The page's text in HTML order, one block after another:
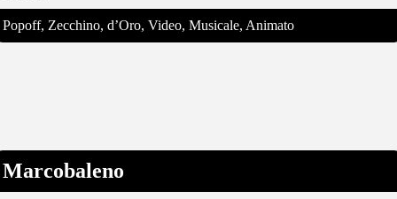
Popoff, Zecchino, d’Oro, Video, Musicale, Animato
Marcobaleno